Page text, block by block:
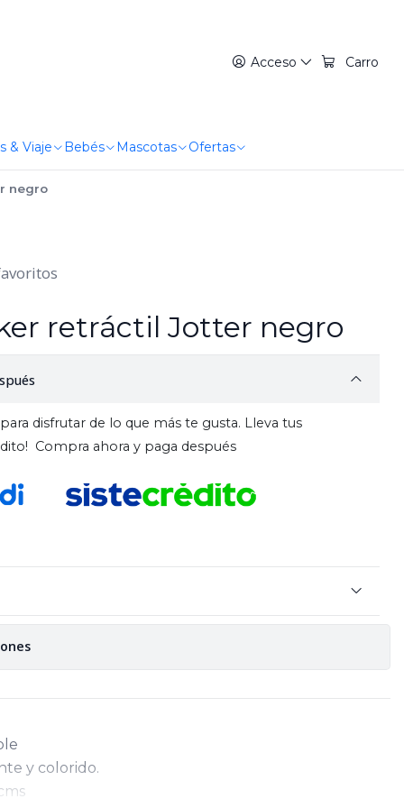
Acceso Carro
& Viaje Bebés Mascotas Ofertas
negro
retráctil Jotter negro
disfrutar de lo que más te gusta. Lleva tus
Compra ahora y paga después
y colorido.